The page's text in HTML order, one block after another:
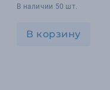
В наличии 50 шт.
В корзину